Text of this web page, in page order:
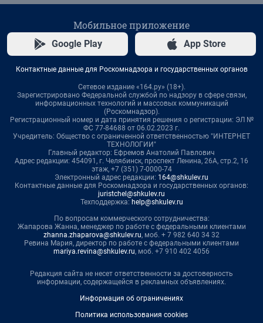
Мобильное приложение
Google Play App Store
Контактные данные для Роскомнадзора и государственных органов
Сетевое издание «164.ру» (18+).
Зарегистрировано Федеральной службой по надзору в сфере связи,
информационных технологий и массовых коммуникаций
(Роскомнадзор).
Регистрационный номер и дата принятия решения о регистрации: ЭЛ №
ФС 77-84688 от 06.02.2023 г.
Учредитель: Общество с ограниченной ответственностью "ИНТЕРНЕТ
ТЕХНОЛОГИИ"
Главный редактор: Ефремов Анатолий Павлович
Адрес редакции: 454091, г. Челябинск, проспект Ленина, 26А, стр.2, 16
этаж, +7 (351) 7-0000-74
Электронный адрес редакции: 164@shkulev.ru
Контактные данные для Роскомнадзора и государственных органов:
juristchel@shkulev.ru
Техподдержка: help@shkulev.ru
По вопросам коммерческого сотрудничества:
Жапарова Жанна, менеджер по работе с федеральными клиентами
zhanna.zhaparova@shkulev.ru, моб. + 7 982 640 34 32
Ревина Мария, директор по работе с федеральными клиентами
mariya.revina@shkulev.ru, моб. +7 910 402 4056
Редакция сайта не несет ответственности за достоверность
информации, содержащейся в рекламных объявлениях.
Информация об ограничениях
Политика использования cookies